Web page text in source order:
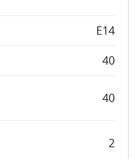
E14
40
40
2